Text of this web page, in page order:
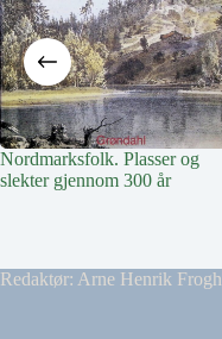
Nordmarksfolk. Plasser og
slekter gjennom 300 år
Redaktør: Arne Henrik Frogh